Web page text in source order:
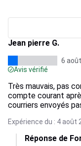
Jean pierre G.
6
Avis vérifié
Très mauvais, pas
compte courant
courriers envoyés
Expérience du : 4 août
Réponse de